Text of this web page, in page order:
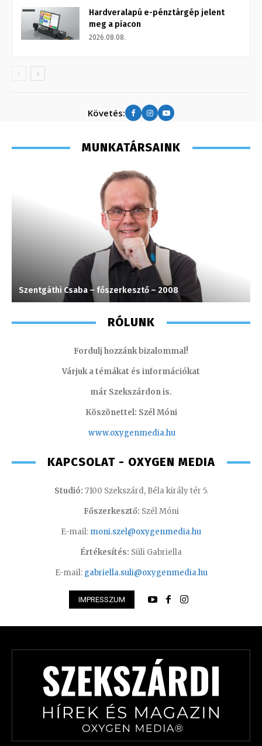
Hardveralapú e-pénztárgép jelent
meg a piacon
2026.08.08.
Követés:
MUNKATÁRSAINK
Szentgáthi Csaba – főszerkesztő – 2008
RÓLUNK
Fordulj hozzánk bizalommal!
Várjuk a témákat és információkat
már Szekszárdon is.
Köszönettel: Szél Móni
www.oxygenmedia.hu
KAPCSOLAT - OXYGEN MEDIA
Studió: 7100 Szekszárd, Béla király tér 5.
Főszerkesztő: Szél Móni
E-mail: moni.szel@oxygenmedia.hu
Értékesítés: Süli Gabriella
E-mail: gabriella.suli@oxygenmedia.hu
IMPRESSZUM